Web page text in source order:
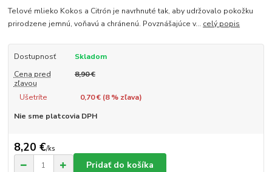
Telové mlieko Kokos a Citrón je navrhnuté tak, aby udržovalo pokožku
prirodzene jemnú, voňavú a chránenú. Povznášajúce v... celý popis
Dostupnosť
Skladom
Cena pred
zľavou
8,90 €
Ušetríte 0,70 € (8% zľava)
Nie sme platcovia DPH
8,20 €/ks
Pridať do košíka